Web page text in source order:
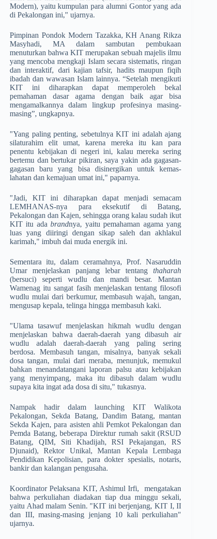
Modern), yaitu­ kumpulan para alumni Gontor yang ada
di Pekalongan ini," ujarnya.
Pimpinan Pondok Modern Tazakka, KH Anang Rikza
Masyhadi, MA dalam sambutan pembukaan
menuturkan bahwa KIT merupakan sebuah majelis ilmu
yang mencoba mengkaji Islam secara sistematis, ringan
dan interaktif, dari kajian tafsir, hadits maupun fiqih
ibadah dan wawasan Islam lainnya. “Setelah mengikuti
KIT ini diharapkan dapat memperoleh bekal
pemahaman dasar agama dengan baik agar bisa
mengamalkannya dalam lingkup profesinya masing-
masing”, ungkapnya.
"Yang paling penting, sebetulnya KIT ini adalah ajang
silaturahim elit umat, karena mereka itu kan para
penentu kebijakan di negeri ini, kalau mereka sering
bertemu dan bertukar pikiran, saya yakin ada gagasan-
gagasan baru yang bisa disinergikan untuk kemas­
lahatan dan kemajuan umat ini," paparnya.
"Jadi, KIT ini diharapkan dapat menjadi semacam
LEMHANAS-nya para eksekutif di Batang,
Pekalongan dan Kajen, sehingga orang kalau sudah ikut
KIT itu adabrandnya, yaitu pemahaman agama yang
luas yang diiringi dengan sikap saleh dan akhlakul
karimah," imbuh dai muda energik ini.
Sementara itu, dalam ceramahnya, Prof. Nasaruddin
Umar menjelaskan panjang lebar tentangthaharah
(bersuci) seperti wudlu dan mandi besar. Mantan
Wamenag itu sangat fasih menjelaskan tentang filosofi
wudlu mulai dari berkumur, membasuh wajah, tangan,
mengusap kepala, telinga hingga membasuh kaki.
"Ulama tasawuf menjelaskan hikmah wudlu dengan
menjelaskan bahwa daerah-daerah yang dibasuh air
wudlu­ adalah daerah-daerah yang paling sering
berdosa. Membasuh tangan, misalnya, banyak sekali
dosa tangan,­ mulai dari meraba, menunjuk, memukul
bahkan menandatangani lapor­an palsu atau kebijakan
yang menyimpang, maka itu dibasuh dalam wudlu
supaya kita ingat ada dosa di situ," tukasnya.
Nampak hadir dalam launching KIT Wali­kota
Pekalongan, Sekda Batang, Dandim Batang, mantan
Sekda Kajen, para asisten ahli Pemkot Pekalongan dan
Pemda Batang, beberapa Direktur rumah sakit (RSUD
Batang, QIM, Siti Khadijah, RSI Pekajangan, RS
Djunaid), Rektor Unikal, Mantan Kepala Lembaga
Pendidikan Kepolisian, para dokter spesialis, notaris,
bankir dan kalangan pengusaha.
Koordinator Pelaksana KIT, Ashimul Irfi, mengatakan
bahwa perkuliahan diadakan tiap dua minggu sekali,
yaitu Ahad malam Senin. "KIT ini berjenjang, KIT I, II
dan III, masing-masing jenjang 10 kali perkuliahan"
ujarnya.